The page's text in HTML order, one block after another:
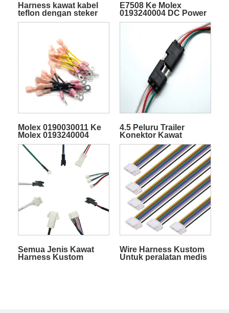
Harness kawat kabel
teflon dengan steker
peluru dengan
elektronik yang dapat
disesuaikan
E7508 Ke Molex
0193240004 DC Power
Wires Harness
Molex 0190030011 Ke
Molex 0193240004
Kabel Daya AC
4.5 Peluru Trailer
Konektor Kawat
Harness
Semua Jenis Kawat
Harness Kustom
Wire Harness Kustom
Untuk peralatan medis